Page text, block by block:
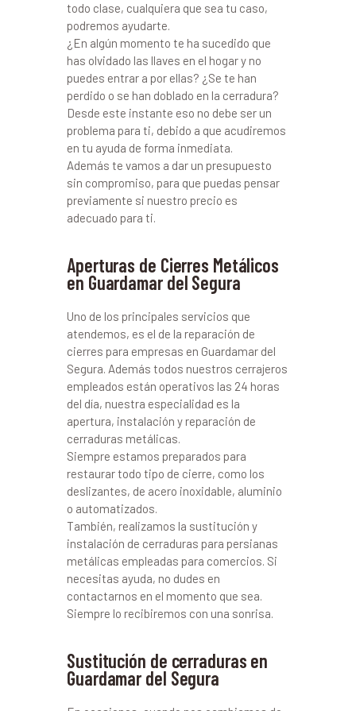
todo clase, cualquiera que sea tu caso,
podremos ayudarte.
¿En algún momento te ha sucedido que
has olvidado las llaves en el hogar y no
puedes entrar a por ellas? ¿Se te han
perdido o se han doblado en la cerradura?
Desde este instante eso no debe ser un
problema para ti, debido a que acudiremos
en tu ayuda de forma inmediata.
Además te vamos a dar un presupuesto
sin compromiso, para que puedas pensar
previamente si nuestro precio es
adecuado para ti.
Aperturas de Cierres Metálicos
en Guardamar del Segura
Uno de los principales servicios que
atendemos, es el de la reparación de
cierres para empresas en Guardamar del
Segura. Además todos nuestros cerrajeros
empleados están operativos las 24 horas
del día, nuestra especialidad es la
apertura, instalación y reparación de
cerraduras metálicas.
Siempre estamos preparados para
restaurar todo tipo de cierre, como los
deslizantes, de acero inoxidable, aluminio
o automatizados.
También, realizamos la sustitución y
instalación de cerraduras para persianas
metálicas empleadas para comercios. Si
necesitas ayuda, no dudes en
contactarnos en el momento que sea.
Siempre lo recibiremos con una sonrisa.
Sustitución de cerraduras en
Guardamar del Segura